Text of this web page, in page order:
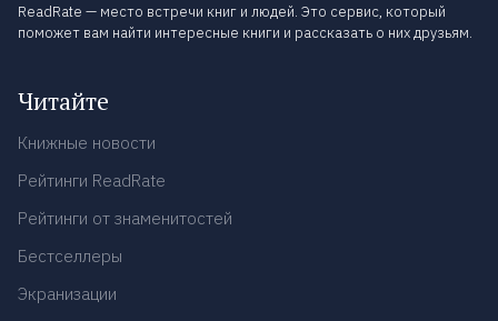
ReadRate — место встречи книг и людей. Это сервис, который
поможет вам найти интересные книги и рассказать о них друзьям.
Читайте
Книжные новости
Рейтинги ReadRate
Рейтинги от знаменитостей
Бестселлеры
Экранизации